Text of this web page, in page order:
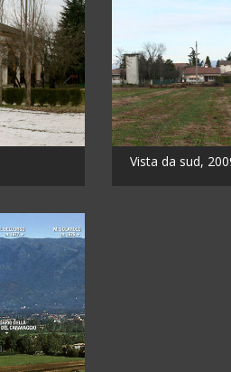
Vista da sud,